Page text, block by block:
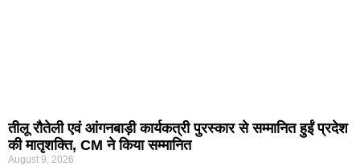
तीलू रौतेली एवं आंगनबाड़ी कार्यकत्री पुरस्कार से सम्मानित हुईं प्रदेश
की मातृशक्ति, CM ने किया सम्मानित
August 9, 2026